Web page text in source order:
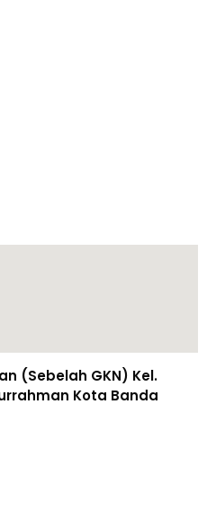
(Sebelah GKN) Kel.
Kota Banda